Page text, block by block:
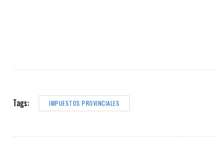
Tags: IMPUESTOS PROVINCIALES